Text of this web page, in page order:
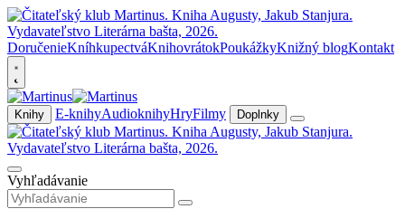
DoručenieKníhkupectváKnihovrátokPoukážkyKnižný blogKontakt
Knihy E-knihyAudioknihyHryFilmy Doplnky
Vyhľadávanie